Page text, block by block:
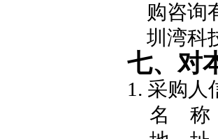
购咨询
圳湾科
七、对
1. 采购人
名 称